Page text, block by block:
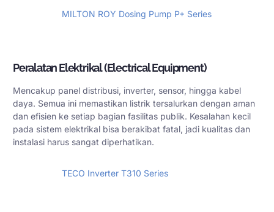
MILTON ROY Dosing Pump P+ Series
Peralatan Elektrikal (Electrical Equipment)
Mencakup panel distribusi, inverter, sensor, hingga kabel
daya. Semua ini memastikan listrik tersalurkan dengan aman
dan efisien ke setiap bagian fasilitas publik. Kesalahan kecil
pada sistem elektrikal bisa berakibat fatal, jadi kualitas dan
instalasi harus sangat diperhatikan.
TECO Inverter T310 Series